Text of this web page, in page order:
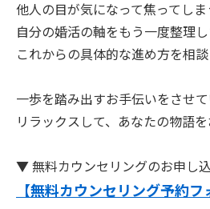
他人の目が気になって焦ってしま
自分の婚活の軸をもう一度整理
これからの具体的な進め方を相
一歩を踏み出すお手伝いをさせ
リラックスして、あなたの物語
▼ 無料カウンセリングのお申し
【無料カウンセリング予約フ